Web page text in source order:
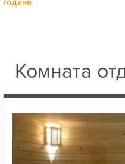
години
Комната